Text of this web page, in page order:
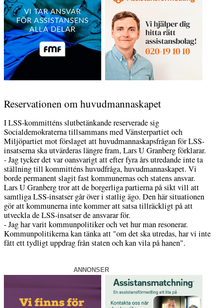
Reservationen om huvudmannaskapet
I LSS-kommitténs slutbetänkande reserverade sig
Socialdemokraterna tillsammans med Vänsterpartiet och
Miljöpartiet mot förslaget att huvudmannaskapsfrågan för LSS-
insatserna ska utvärderas längre fram, Lars U Granberg förklarar.
- Jag tycker det var oansvarigt att efter fyra års utredande inte ta
ställning till kommitténs huvudfråga, huvudmannaskapet. Vi
borde permanent slagit fast kommunernas och statens ansvar.
Lars U Granberg tror att de borgerliga partierna på sikt vill att
samtliga LSS-insatser går över i statlig ägo. Den här situationen
gör att kommunerna inte kommer att satsa tillräckligt på att
utveckla de LSS-insatser de ansvarar för.
- Jag har varit kommunpolitiker och vet hur man resonerar.
Kommunpolitikerna kan tänka att "om det ska utredas, har vi inte
fått ett tydligt uppdrag från staten och kan vila på hanen".
ANNONSER